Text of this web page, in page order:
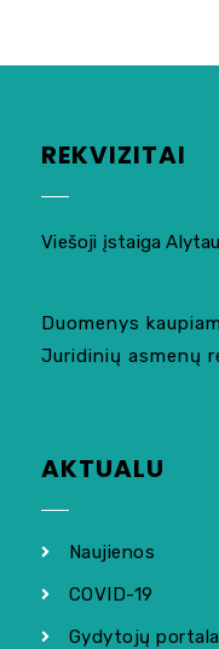
REKVIZITAI
Viešoji įstaiga
Duomenys
Juridinių asmenų
AKTUALU
Naujienos
COVID-19
Gydytojų